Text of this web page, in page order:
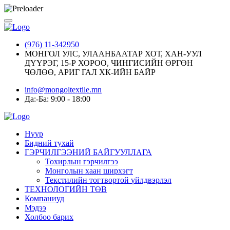
(976) 11-342950
МОНГОЛ УЛС, УЛААНБААТАР ХОТ, ХАН-УУЛ
ДҮҮРЭГ, 15-Р ХОРОО, ЧИНГИСИЙН ӨРГӨН
ЧӨЛӨӨ, АРИГ ГАЛ ХК-ИЙН БАЙР
info@mongoltextile.mn
Да:-Ба: 9:00 - 18:00
Нүүр
Бидний тухай
ГЭРЧИЛГЭЭНИЙ БАЙГУУЛЛАГА
Тохирлын гэрчилгээ
Монголын хаан ширхэгт
Текстилийн тогтвортой үйлдвэрлэл
ТЕХНОЛОГИЙН ТӨВ
Компаниуд
Мэдээ
Холбоо барих